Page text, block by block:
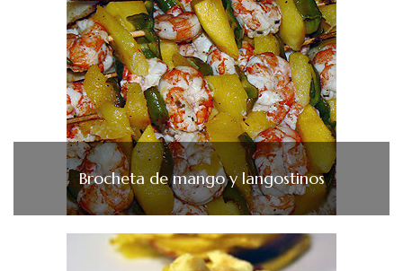
Brocheta de mango y langostinos